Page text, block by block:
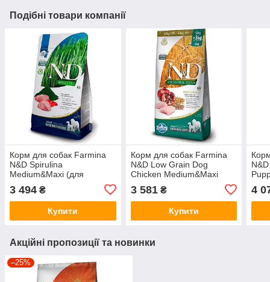
Подібні товари компанії
Корм для собак Farmina
N&D Spirulina
Medium&Maxi (для
середніх і великих порід
собак, спіруліна з ягням)
7кг.
3 494 ₴
Купити
Корм для собак Farmina
N&D Low Grain Dog
Chicken Medium&Maxi
порід собак, курка) 15кг.
3 581₴
Купити
4
Акційні пропозиції та новинки
–25%